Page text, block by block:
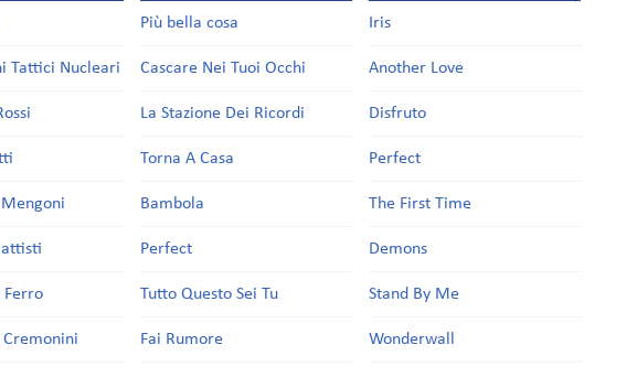
Tattici Nucleari
Ferro
Cremonini
Più bella cosa
Cascare Nei Tuoi Occhi
La Stazione Dei Ricordi
Torna A Casa
Bambola
Perfect
Tutto Questo Sei Tu
Fai Rumore
Iris
Another Love
Disfruto
Perfect
The First Time
Demons
Stand By Me
Wonderwall